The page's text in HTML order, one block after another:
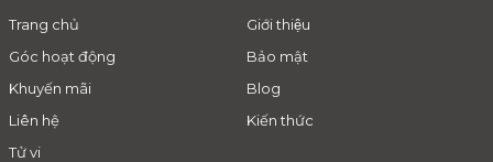
Trang chủ
Giới thiệu
Góc hoạt động
Bảo mật
Khuyến mãi
Blog
Liên hệ
Kiến thức
Tử vi